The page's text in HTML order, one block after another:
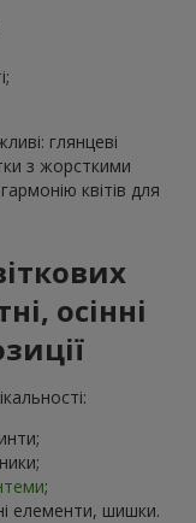
глянцеві
з жорсткими
квітів для
осінні
;
елементи, шишки.